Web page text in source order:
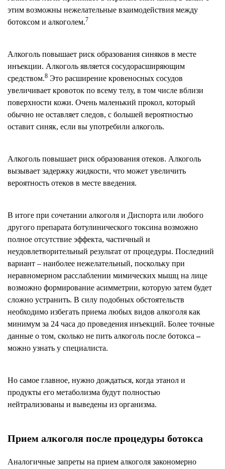
этим возможны нежелательные взаимодействия между
ботоксом и алкоголем.7
Алкоголь повышает риск образования синяков в месте
инъекции. Алкоголь является сосудорасширяющим
средством.8 Это расширение кровеносных сосудов
увеличивает кровоток по всему телу, в том числе вблизи
поверхности кожи. Очень маленький прокол, который
обычно не оставляет следов, с большей вероятностью
оставит синяк, если вы употребили алкоголь.
Алкоголь повышает риск образования отеков. Алкоголь
вызывает задержку жидкости, что может увеличить
вероятность отеков в месте введения.
В итоге при сочетании алкоголя и Диспорта или любого
другого препарата ботулинического токсина возможно
полное отсутствие эффекта, частичный и
неудовлетворительный результат от процедуры. Последний
вариант – наиболее нежелательный, поскольку при
неравномерном расслаблении мимических мышц на лице
возможно формирование асимметрии, которую затем будет
сложно устранить. В силу подобных обстоятельств
необходимо избегать приема любых видов алкоголя как
минимум за 24 часа до проведения инъекций. Более точные
данные о том, сколько не пить алкоголь после ботокса –
можно узнать у специалиста.
Но самое главное, нужно дождаться, когда этанол и
продукты его метаболизма будут полностью
нейтрализованы и выведены из организма.
Прием алкоголя после процедуры ботокса
Аналогичные запреты на прием алкоголя закономерно